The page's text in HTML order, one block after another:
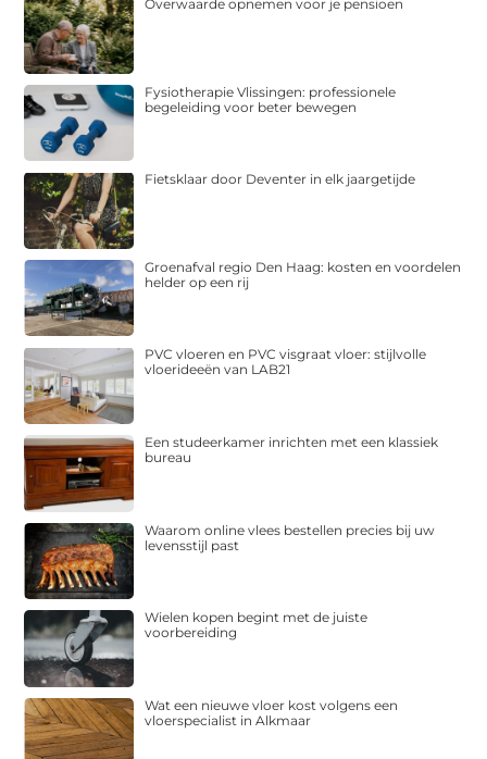
Overwaarde opnemen voor je pensioen
Fysiotherapie Vlissingen: professionele
begeleiding voor beter bewegen
Fietsklaar door Deventer in elk jaargetijde
Groenafval regio Den Haag: kosten en voordelen
helder op een rij
PVC vloeren en PVC visgraat vloer: stijlvolle
vloerideeën van LAB21
Een studeerkamer inrichten met een klassiek
bureau
Waarom online vlees bestellen precies bij uw
levensstijl past
Wielen kopen begint met de juiste
voorbereiding
Wat een nieuwe vloer kost volgens een
vloerspecialist in Alkmaar